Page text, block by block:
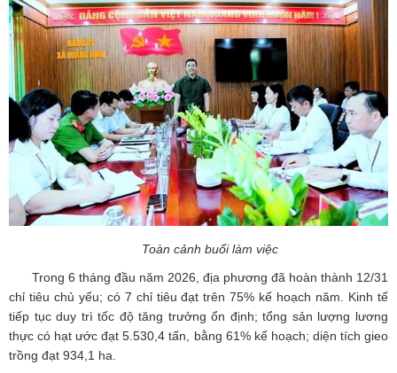
Toàn cảnh buổi làm việc
Trong 6 tháng đầu năm 2026, địa phương đã hoàn thành 12/31
chỉ tiêu chủ yếu; có 7 chỉ tiêu đạt trên 75% kế hoạch năm. Kinh tế
tiếp tục duy trì tốc độ tăng trưởng ổn định; tổng sản lượng lương
thực có hạt ước đạt 5.530,4 tấn, bằng 61% kế hoạch; diện tích gieo
trồng đạt 934,1 ha.